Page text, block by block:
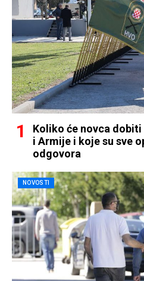
Koliko će novca
i Armije i koje su sve
odgovora
NOVOSTI